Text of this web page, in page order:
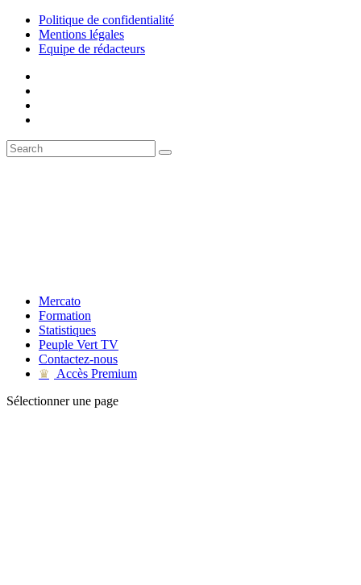
Politique de confidentialité
Mentions légales
Equipe de rédacteurs
Mercato
Formation
Statistiques
Peuple Vert TV
Contactez-nous
♛
Accès Premium
Sélectionner une page